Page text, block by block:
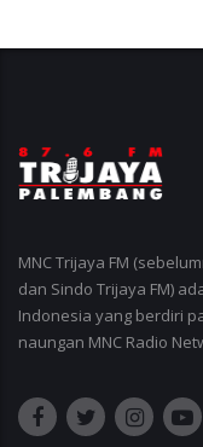
MNC Trijaya FM
dan Sindo Trijaya FM)
Indonesia yang berdiri
naungan MNC Radio